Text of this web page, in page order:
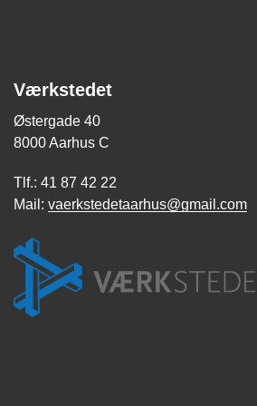
Værkstedet
Østergade 40
8000 Aarhus C
Tlf.: 41 87 42 22
Mail: vaerkstedetaarhus@gmail.com